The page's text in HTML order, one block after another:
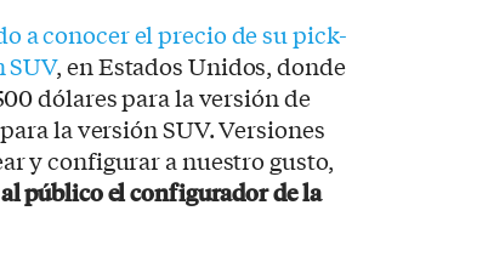
a conocer el precio de su pick-
SUV, en Estados Unidos, donde
dólares para la versión de
la versión SUV. Versiones
y configurar a nuestro gusto,
público el configurador de la